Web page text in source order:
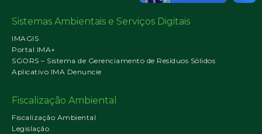
Sistemas Ambientais e Serviços Digitais
IMAGIS
Portal IMA+
SGORS – Sistema de Gerenciamento de Resíduos Sólidos
Aplicativo IMA Denuncie
Fiscalização Ambiental
Fiscalização Ambiental
Legislação